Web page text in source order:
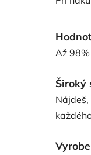
Až
Široký